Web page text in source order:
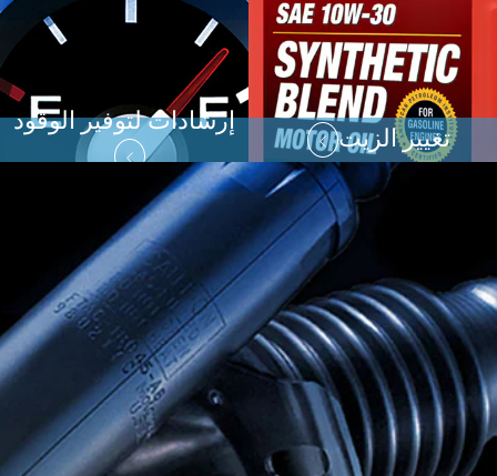
إرشادات لتوفير الوقود
تغيير الزيت